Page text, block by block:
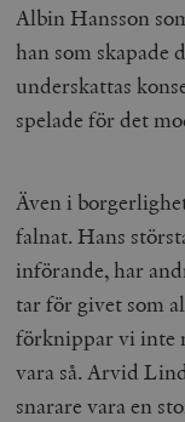
Albin Hansson
han som skapade
underskattas
spelade för det
Även i
falnat. Hans
införande, har
tar för givet som
förknippar vi inte
vara så. Arvid
snarare vara en